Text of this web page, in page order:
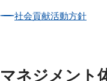
社会貢献活動方針
マネジメント